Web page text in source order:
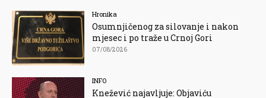
Hronika
Osumnjičenog za silovanje i nakon
mjesec i po traže u Crnoj Gori
07/08/2026
INFO
Knežević najavljuje: Objaviću